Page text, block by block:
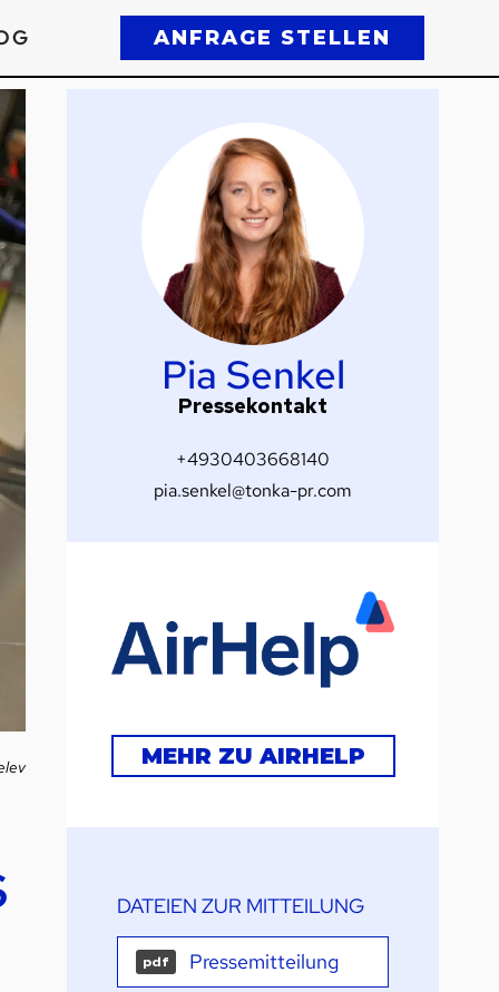
ANFRAGE STELLEN
Pia Senkel
Pressekontakt
+4930403668140
pia.senkel@tonka-pr.com
MEHR ZU AIRHELP
DATEIEN ZUR MITTEILUNG
pdf Pressemitteilung